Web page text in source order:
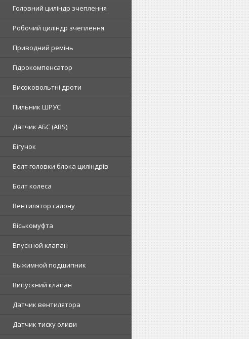
Головний циліндр зчеплення
Робочий циліндр зчеплення
Приводний ремінь
Гідрокомпенсатор
Високовольтні дроти
Пильник ШРУС
Датчик АБС (ABS)
Бігунок
Болт головки блока циліндрів
Болт колеса
Вентилятор салону
Віськомуфта
Впускной клапан
Выжимной подшипник
Випускний клапан
Датчик вентилятора
Датчик тиску оливи